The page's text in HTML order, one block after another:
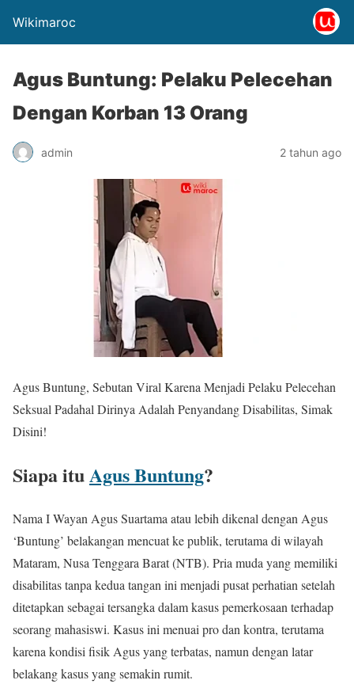
Wikimaroc
Agus Buntung: Pelaku Pelecehan
Dengan Korban 13 Orang
admin 2 tahun ago
Agus Buntung, Sebutan Viral Karena Menjadi Pelaku Pelecehan
Seksual Padahal Dirinya Adalah Penyandang Disabilitas, Simak
Disini!
Siapa ituAgus Buntung?
Nama I Wayan Agus Suartama atau lebih dikenal dengan Agus
‘Buntung’ belakangan mencuat ke publik, terutama di wilayah
Mataram, Nusa Tenggara Barat (NTB). Pria muda yang memiliki
disabilitas tanpa kedua tangan ini menjadi pusat perhatian setelah
ditetapkan sebagai tersangka dalam kasus pemerkosaan terhadap
seorang mahasiswi. Kasus ini menuai pro dan kontra, terutama
karena kondisi fisik Agus yang terbatas, namun dengan latar
belakang kasus yang semakin rumit.